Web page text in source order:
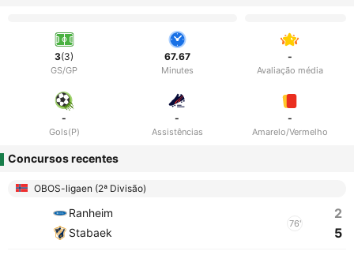
3(3)
GS/GP
67.67
Minutes
-
Avaliação média
-
Gols(P)
-
Assistências
-
Amarelo/Vermelho
Concursos recentes
OBOS-ligaen (2ª Divisão)
Ranheim
Stabaek
76'
2
5